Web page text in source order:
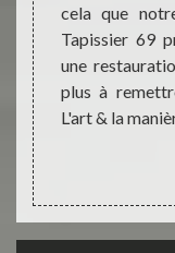
à
tous
les
cela que
Tapissier 69
une
plus à
L'art & la